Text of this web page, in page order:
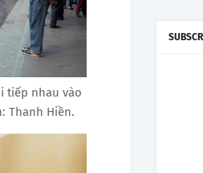
tiếp nhau vào
Thanh Hiền.